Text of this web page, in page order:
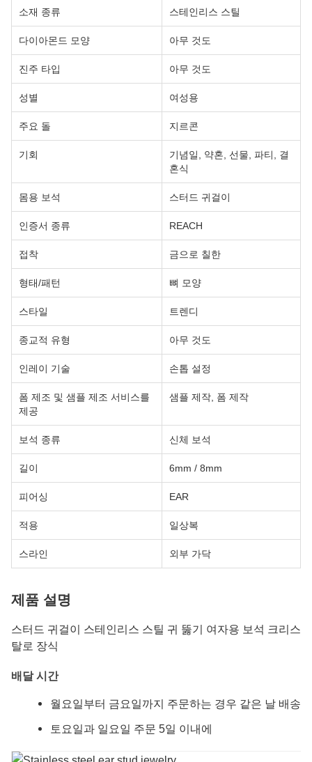
소재 종류 스테인리스 스틸
다이아몬드 모양 아무 것도
진주 타입 아무 것도
성별 여성용
주요 돌 지르콘
기회
기념일, 약혼, 선물, 파티, 결
혼식
몸용 보석 스터드 귀걸이
인증서 종류 REACH
접착 금으로 칠한
형태/패턴 뼈 모양
스타일 트렌디
종교적 유형 아무 것도
인레이 기술 손톱 설정
폼 제조 및 샘플 제조 서비스를
제공
샘플 제작, 폼 제작
보석 종류 신체 보석
길이 6mm / 8mm
피어싱 EAR
적용 일상복
스라인 외부 가닥
제품 설명
스터드 귀걸이 스테인리스 스틸 귀 뚫기 여자용 보석 크리스
탈로 장식
배달 시간
월요일부터 금요일까지 주문하는 경우 같은 날 배송
토요일과 일요일 주문 5일 이내에